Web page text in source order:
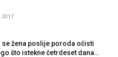
2017
se žena poslije poroda očisti
što istekne četrdeset dana…